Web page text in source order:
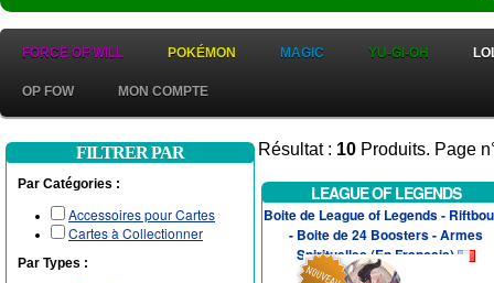
FORCE OF WILL POKÉMON MAGIC YU-GI-OH
OP FOW MON COMPTE
FILTRER PAR
Par Catégories :
Accessoires pour Cartes
Cartes à Collectionner
Par Types :
Résultat : 10 Produits. Page
LEAGUE OF LEGENDS
Boite de League of Legends -
- Boite de 24 Boosters - Armes
Spirituelles (En Francais)